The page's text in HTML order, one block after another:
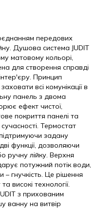
передових
Душова система JUDIT
матовому кольорі,
для створення справді
Принцип
всі комунікації в
панель з двома
ефект чистої,
покриття панелі та
Термостат
задану
функції, дозволяючи
ручну лійку. Верхня
потужний потік води,
гнучкість. Це рішення
високі технології.
з прихованим
ванну на витвір